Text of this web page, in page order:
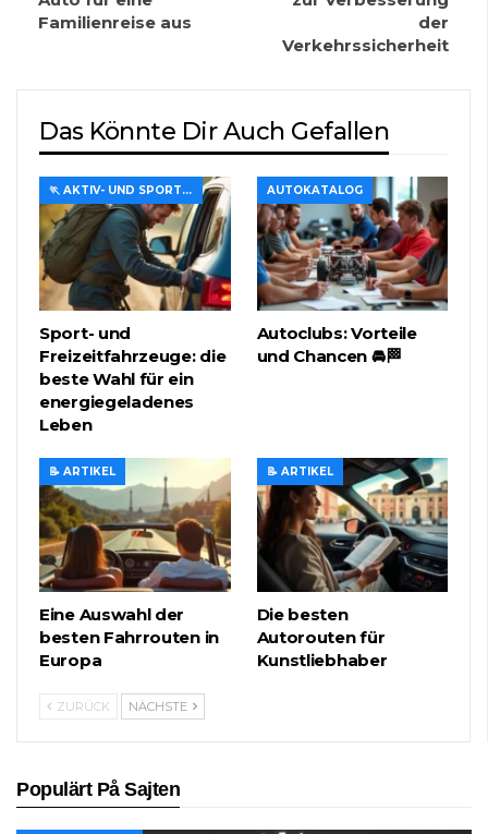
Familienreise aus
der
Verkehrssicherheit
Das Könnte Dir Auch Gefallen
🏃 AKTIV- UND SPORTREISEN
Sport- und
Freizeitfahrzeuge: die
beste Wahl für ein
energiegeladenes
Leben
AUTOKATALOG
Autoclubs: Vorteile
und Chancen 🚘🏁
📝 ARTIKEL
Eine Auswahl der
besten Fahrrouten in
Europa
📝 ARTIKEL
Die besten
Autorouten für
Kunstliebhaber
ZURÜCK NÄCHSTE
Populärt På Sajten